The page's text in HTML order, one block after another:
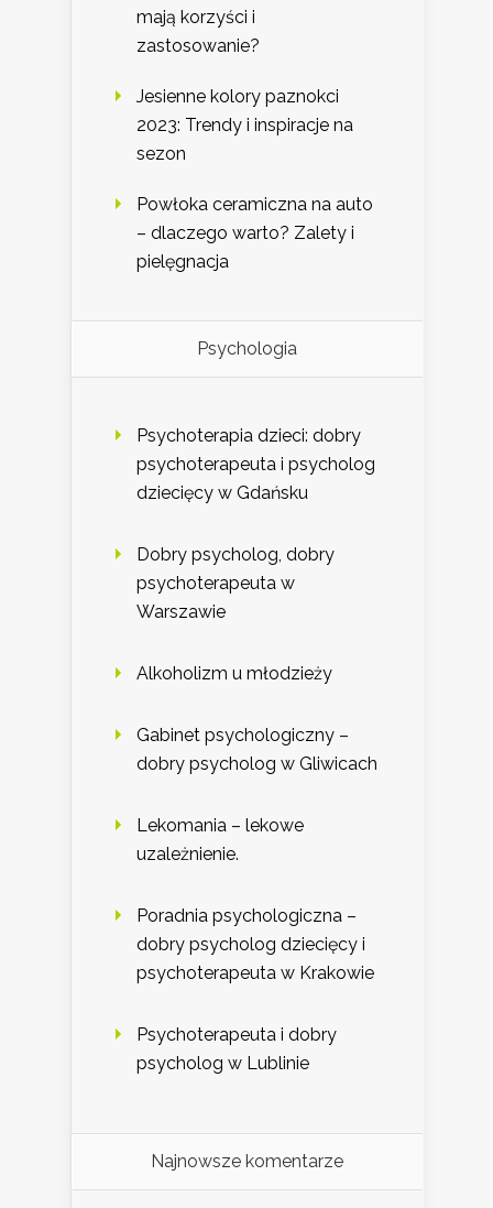
mają korzyści i
zastosowanie?
Jesienne kolory paznokci
2023: Trendy i inspiracje na
sezon
Powłoka ceramiczna na auto
– dlaczego warto? Zalety i
pielęgnacja
Psychologia
Psychoterapia dzieci: dobry
psychoterapeuta i psycholog
dziecięcy w Gdańsku
Dobry psycholog, dobry
psychoterapeuta w
Warszawie
Alkoholizm u młodzieży
Gabinet psychologiczny –
dobry psycholog w Gliwicach
Lekomania – lekowe
uzależnienie.
Poradnia psychologiczna –
dobry psycholog dziecięcy i
psychoterapeuta w Krakowie
Psychoterapeuta i dobry
psycholog w Lublinie
Najnowsze komentarze